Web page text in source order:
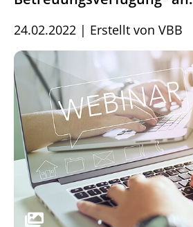
24.02.2022 | Erstellt von VBB